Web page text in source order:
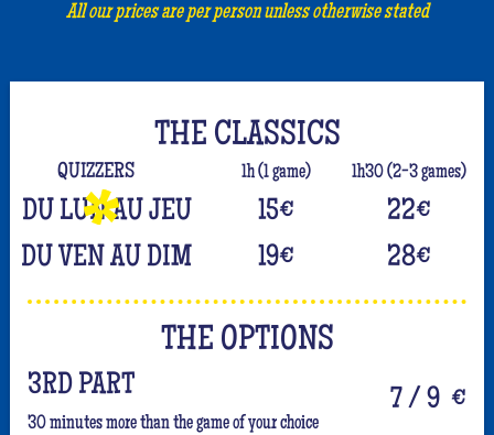
All our prices are per person unless otherwise stated
THE CLASSICS
QUIZZERS 1h (1 game) 1h30 (2-3 games)
DU LUN AU JEU 15€ 22€
DU VEN AU DIM
19€ 28€
THE OPTIONS
3RD PART
30 minutes more than the game of your choice
7 / 9 €